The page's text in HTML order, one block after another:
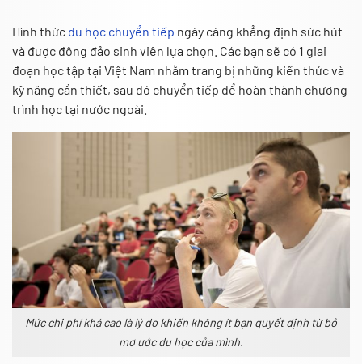
Hình thức du học chuyển tiếp ngày càng khẳng định sức hút
và được đông đảo sinh viên lựa chọn. Các bạn sẽ có 1 giai
đoạn học tập tại Việt Nam nhằm trang bị những kiến thức và
kỹ năng cần thiết, sau đó chuyển tiếp để hoàn thành chương
trình học tại nước ngoài.
Mức chi phí khá cao là lý do khiến không ít bạn quyết định từ bỏ
mơ ước du học của mình.